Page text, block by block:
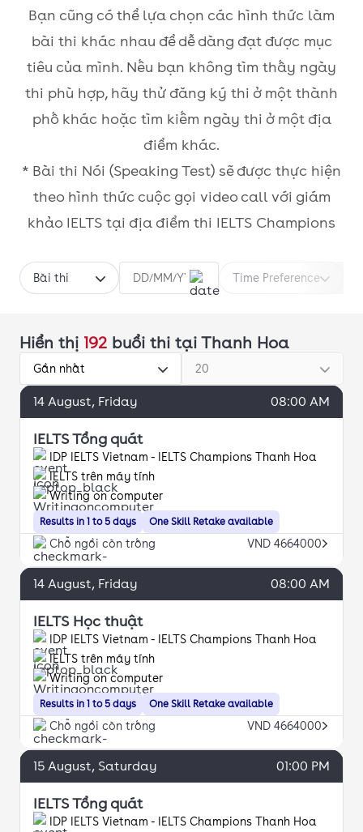
Bạn cũng có thể lựa chọn các hình thức làm
bài thi khác nhau để dễ dàng đạt được mục
tiêu của mình. Nếu bạn không tìm thấy ngày
thi phù hợp, hãy thử đăng ký thi ở một thành
phố khác hoặc tìm kiếm ngày thi ở một địa
điểm khác.
* Bài thi Nói (Speaking Test) sẽ được thực hiện
theo hình thức cuộc gọi video call với giám
khảo IELTS tại địa điểm thi IELTS Champions
Bài thi Time Preference
Hiển thị 192 buổi thi tại Thanh Hoa
Gần nhất 20
14 August, Friday 08:00 AM
IELTS Tổng quát
IDP IELTS Vietnam - IELTS Champions Thanh Hoa
Results in 1 to 5 days
IELTS trên máy tính
Writing on computer
One Skill Retake available
Chỗ ngồi còn trống VND 4664000
14 August, Friday 08:00 AM
IELTS Học thuật
IDP IELTS Vietnam - IELTS Champions Thanh Hoa
Results in 1 to 5 days
IELTS trên máy tính
Writing on computer
One Skill Retake available
Chỗ ngồi còn trống VND 4664000
15 August, Saturday 01:00 PM
IELTS Tổng quát
IDP IELTS Vietnam - IELTS Champions Thanh Hoa